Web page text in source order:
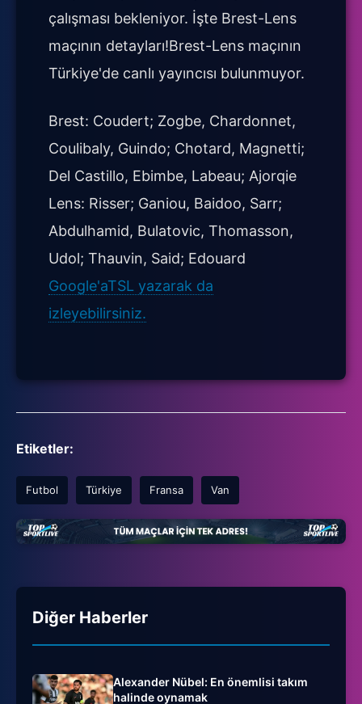
çalışması bekleniyor. İşte Brest-Lens
maçının detayları!Brest-Lens maçının
Türkiye'de canlı yayıncısı bulunmuyor.
Brest: Coudert; Zogbe, Chardonnet,
Coulibaly, Guindo; Chotard, Magnetti;
Del Castillo, Ebimbe, Labeau; Ajorqie
Lens: Risser; Ganiou, Baidoo, Sarr;
Abdulhamid, Bulatovic, Thomasson,
Udol; Thauvin, Said; Edouard
Google'aTSL yazarak da
izleyebilirsiniz.
Etiketler:
Futbol Türkiye Fransa Van
Diğer Haberler
Alexander Nübel: En önemlisi takım
halinde oynamak